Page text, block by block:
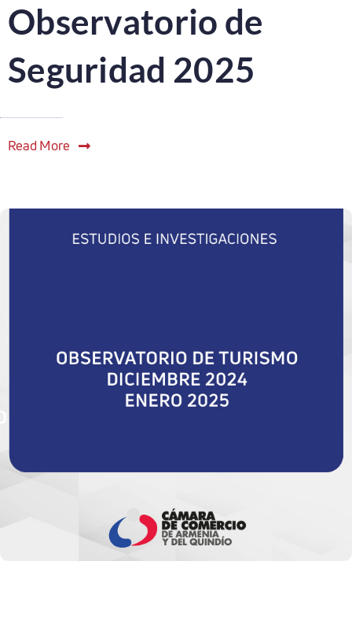
Observatorio de
Seguridad 2025
Read More